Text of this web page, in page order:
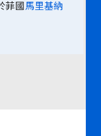
菲國馬里基納